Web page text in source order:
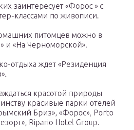
заинтересует «Форос » с
классами по живописи.
питомцев можно в
и «На Черноморской».
отдыха ждет «Резиденция
красотой природы
красивые парки отелей
Бриз», «Форос», Porto
Ripario Hotel Group.